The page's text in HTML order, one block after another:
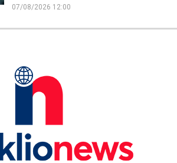
07/08/2026 12:00